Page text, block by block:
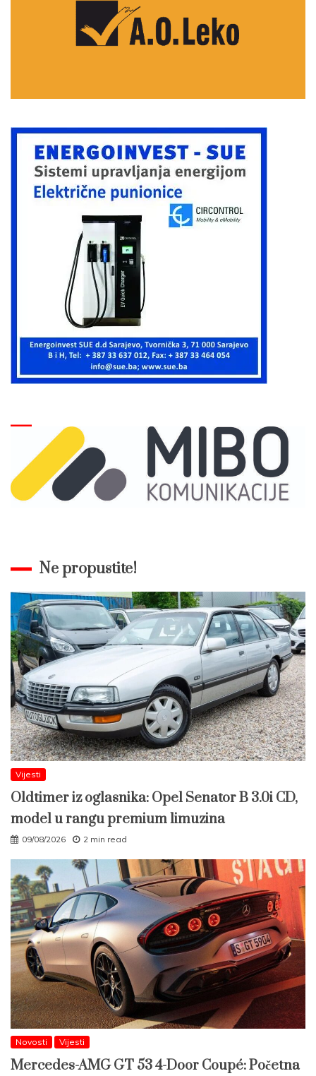
Ne propustite!
Vijesti
Oldtimer iz oglasnika: Opel Senator B 3.0i CD,
model u rangu premium limuzina
09/08/2026 2 min read
Novosti Vijesti
Mercedes-AMG GT 53 4-Door Coupé: Početna